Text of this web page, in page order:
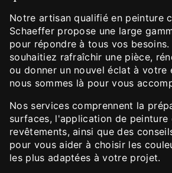
Notre artisan qualifié en peinture
Schaeffer propose une large
pour répondre à tous vos besoins.
souhaitiez rafraîchir une pièce,
ou donner un nouvel éclat à votre
nous sommes là pour vous
Nos services comprennent la
surfaces, l'application de peinture
revêtements, ainsi que des
pour vous aider à choisir les
les plus adaptées à votre projet.